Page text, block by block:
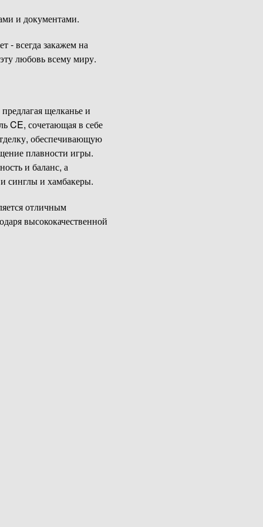
и документами.
- всегда закажем на
любовь всему миру.
щелканье и
CE, сочетающая в себе
обеспечивающую
плавности игры.
и баланс, а
синглы и хамбакеры.
отличным
высококачественной